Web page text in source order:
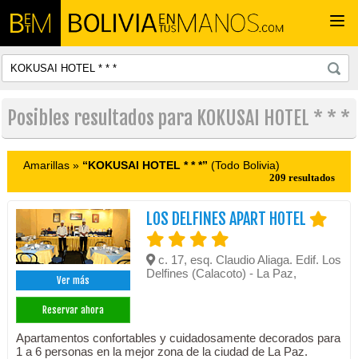
Posibles resultados para KOKUSAI HOTEL * * *
Amarillas » “KOKUSAI HOTEL * * *” (Todo Bolivia)
209 resultados
Ver más
Reservar ahora
LOS DELFINES APART HOTEL
c. 17, esq. Claudio Aliaga. Edif. Los
Delfines (Calacoto) - La Paz,
Apartamentos confortables y cuidadosamente decorados para
1 a 6 personas en la mejor zona de la ciudad de La Paz.